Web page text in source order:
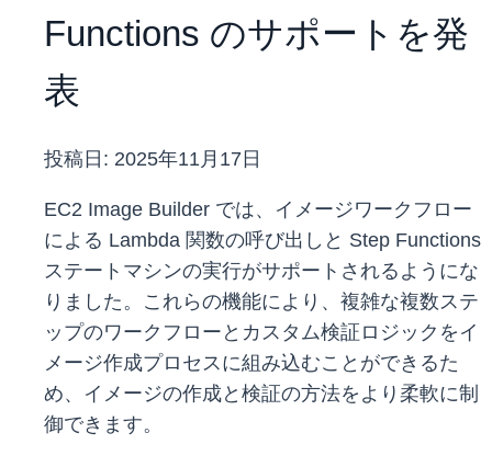
Functions のサポートを発
表
投稿日: 2025年11月17日
EC2 Image Builder では、イメージワークフロー
による Lambda 関数の呼び出しと Step Functions
ステートマシンの実行がサポートされるようにな
りました。これらの機能により、複雑な複数ステ
ップのワークフローとカスタム検証ロジックをイ
メージ作成プロセスに組み込むことができるた
め、イメージの作成と検証の方法をより柔軟に制
御できます。